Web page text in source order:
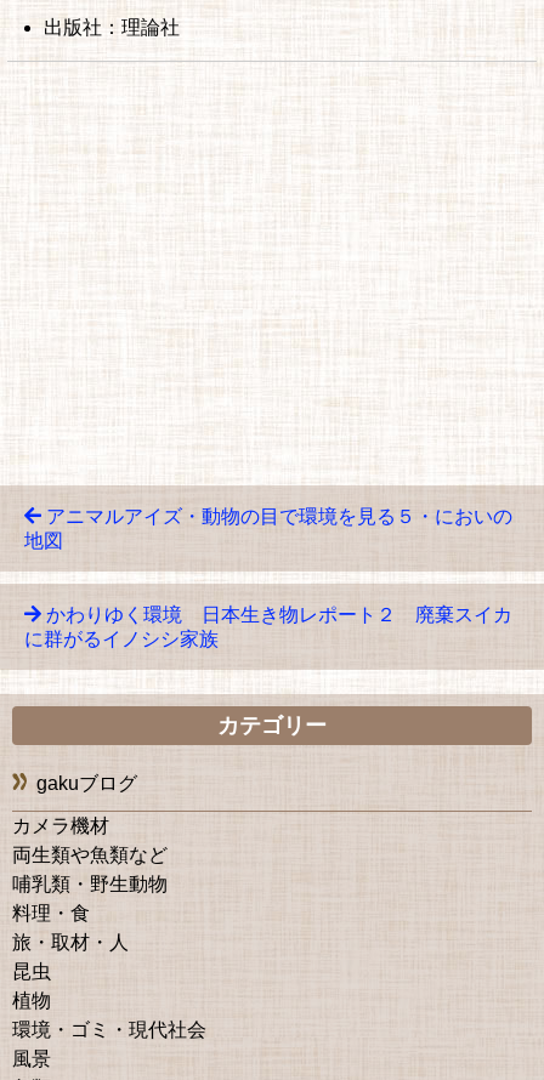
出版社：理論社
アニマルアイズ・動物の目で環境を見る５・においの
地図
かわりゆく環境 日本生き物レポート２ 廃棄スイカ
に群がるイノシシ家族
カテゴリー
gakuブログ
カメラ機材
両生類や魚類など
哺乳類・野生動物
料理・食
旅・取材・人
昆虫
植物
環境・ゴミ・現代社会
風景